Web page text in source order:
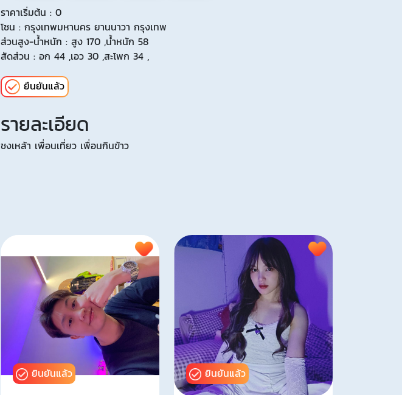
ราคาเริ่มต้น : 0
โซน : กรุงเทพมหานคร ยานนาวา กรุงเทพ
ส่วนสูง-น้ำหนัก : สูง 170 ,น้ำหนัก 58
สัดส่วน : อก 44 ,เอว 30 ,สะโพก 34 ,
ยืนยันแล้ว
รายละเอียด
ชงเหล้า เพื่อนเที่ยว เพื่อนกินข้าว
ยินยันแล้ว ยินยันแล้ว